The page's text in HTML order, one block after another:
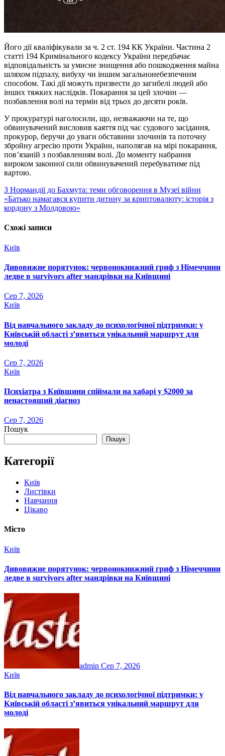
Його дії кваліфікували за ч. 2 ст. 194 КК України. Частина 2
статті 194 Кримінального кодексу України передбачає
відповідальність за умисне знищення або пошкодження майна
шляхом підпалу, вибуху чи іншим загальнонебезпечним
способом. Такі дії можуть призвести до загибелі людей або
інших тяжких наслідків. Покарання за цей злочин —
позбавлення волі на термін від трьох до десяти років.
У прокуратурі наголосили, що, незважаючи на те, що
обвинувачений висловив каяття під час судового засідання,
прокурор, беручи до уваги обставини злочинів та поточну
збройну агресію проти України, наполягав на мірі покарання,
пов’язаній з позбавленням волі. До моменту набрання
вироком законної сили обвинувачений перебуватиме під
вартою.
Навігація
записів
З Нормандії до Бахмута: теми обговорення в Музеї війни
«Батько намагався купити дитину за криптовалюту: історія з
кордону з Молдовою»
Схожі записи
Київ
Дивовижне порятунок: червонокнижний гриф з Німеччини
ледве в survivors after мандрівки на Київщині
Сер 7, 2026
Київ
Від навчального закладу до психологічної підтримки: у
Київській області з’явиться унікальний маршрут для
молоді
Сер 7, 2026
Київ
Психіатра з Київщини спіймали на хабарі у $2000 за
ненастоящий діагноз
Сер 7, 2026
Пошук
Пошук
Категорії
Київ
Листівки
Навчання
Цікаво
Місто
Київ
Дивовижне порятунок: червонокнижний гриф з Німеччини
ледве в survivors after мандрівки на Київщині
admin Сер 7, 2026
Київ
Від навчального закладу до психологічної підтримки: у
Київській області з’явиться унікальний маршрут для
молоді